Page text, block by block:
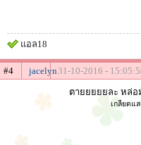
แอล18
#4 jacelyn31-10-2016 -
ตายยยยยละ หล่อ
เกลียดแ